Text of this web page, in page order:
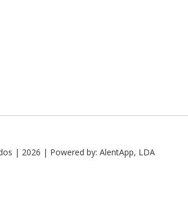
| 2026 | Powered by: AlentApp, LDA